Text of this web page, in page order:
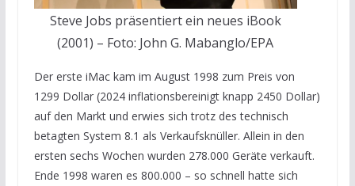
Steve Jobs präsentiert ein neues iBook
(2001) – Foto: John G. Mabanglo/EPA
Der erste iMac kam im August 1998 zum Preis von
1299 Dollar (2024 inflationsbereinigt knapp 2450 Dollar)
auf den Markt und erwies sich trotz des technisch
betagten System 8.1 als Verkaufsknüller. Allein in den
ersten sechs Wochen wurden 278.000 Geräte verkauft.
Ende 1998 waren es 800.000 – so schnell hatte sich